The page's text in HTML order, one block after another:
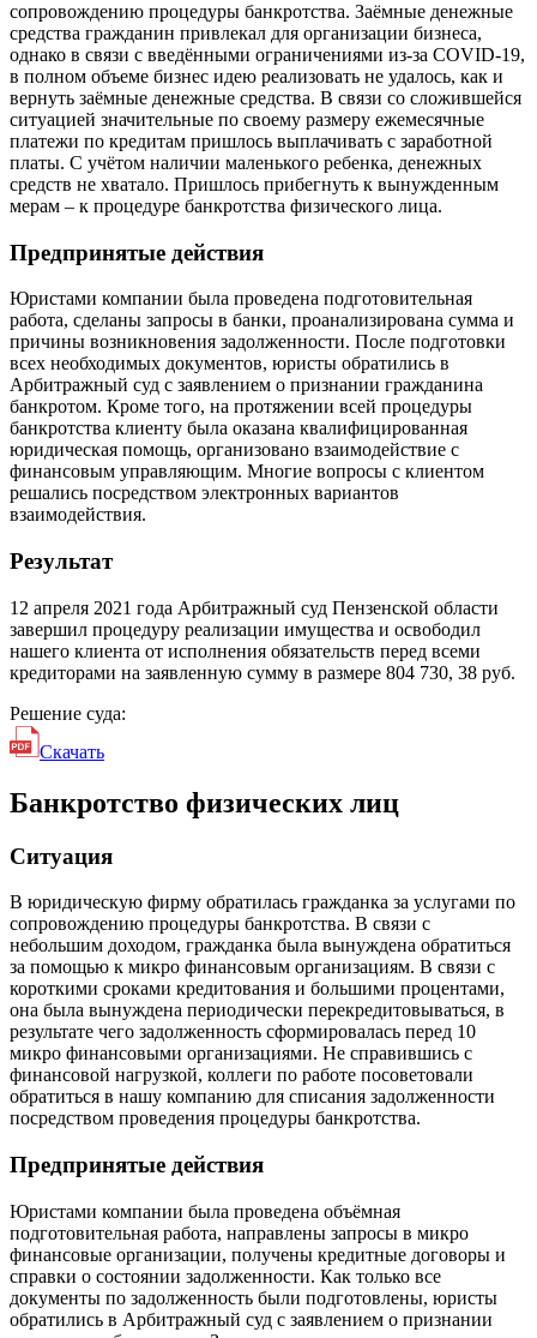
сопровождению процедуры банкротства. Заёмные денежные
средства гражданин привлекал для организации бизнеса,
однако в связи с введёнными ограничениями из-за COVID-19,
в полном объеме бизнес идею реализовать не удалось, как и
вернуть заёмные денежные средства. В связи со сложившейся
ситуацией значительные по своему размеру ежемесячные
платежи по кредитам пришлось выплачивать с заработной
платы. С учётом наличии маленького ребенка, денежных
средств не хватало. Пришлось прибегнуть к вынужденным
мерам – к процедуре банкротства физического лица.
Предпринятые действия
Юристами компании была проведена подготовительная
работа, сделаны запросы в банки, проанализирована сумма и
причины возникновения задолженности. После подготовки
всех необходимых документов, юристы обратились в
Арбитражный суд с заявлением о признании гражданина
банкротом. Кроме того, на протяжении всей процедуры
банкротства клиенту была оказана квалифицированная
юридическая помощь, организовано взаимодействие с
финансовым управляющим. Многие вопросы с клиентом
решались посредством электронных вариантов
взаимодействия.
Результат
12 апреля 2021 года Арбитражный суд Пензенской области
завершил процедуру реализации имущества и освободил
нашего клиента от исполнения обязательств перед всеми
кредиторами на заявленную сумму в размере 804 730, 38 руб.
Решение суда:
Скачать
Банкротство физических лиц
Ситуация
В юридическую фирму обратилась гражданка за услугами по
сопровождению процедуры банкротства. В связи с
небольшим доходом, гражданка была вынуждена обратиться
за помощью к микро финансовым организациям. В связи с
короткими сроками кредитования и большими процентами,
она была вынуждена периодически перекредитовываться, в
результате чего задолженность сформировалась перед 10
микро финансовыми организациями. Не справившись с
финансовой нагрузкой, коллеги по работе посоветовали
обратиться в нашу компанию для списания задолженности
посредством проведения процедуры банкротства.
Предпринятые действия
Юристами компании была проведена объёмная
подготовительная работа, направлены запросы в микро
финансовые организации, получены кредитные договоры и
справки о состоянии задолженности. Как только все
документы по задолженность были подготовлены, юристы
обратились в Арбитражный суд с заявлением о признании